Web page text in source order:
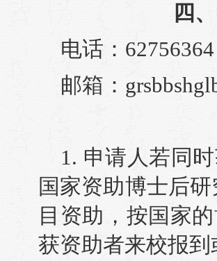
四
电话：
邮箱：
1. 申请人若同
国家资助博士后
目资助，按国家
获资助者来校报